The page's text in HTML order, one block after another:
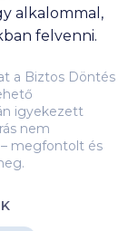
alkalommal,
felvenni.
a Biztos Döntés
igyekezett
nem
megfontolt és